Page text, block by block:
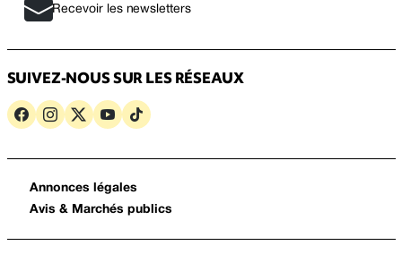
Recevoir les newsletters
SUIVEZ-NOUS SUR LES RÉSEAUX
Annonces légales
Avis & Marchés publics